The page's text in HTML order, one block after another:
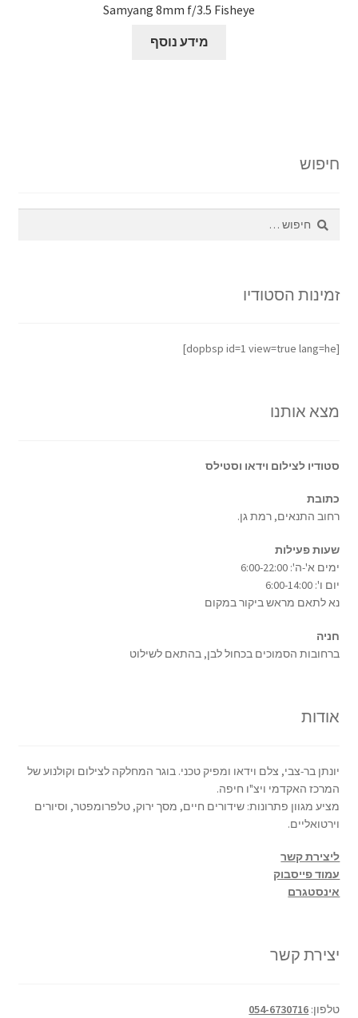
Samyang 8mm f/3.5 Fisheye
מידע נוסף
חיפוש
חיפוש:
זמינות הסטודיו
[dopbsp id=1 view=true lang=he]
מצא אותנו
סטודיו לצילום וידאו וסטילס
כתובת
רחוב התנאים, רמת גן.
שעות פעילות
ימים א'-ה': 6:00-22:00
יום ו': 6:00-14:00
נא לתאם מראש ביקור במקום
חניה
ברחובות הסמוכים בכחול לבן, בהתאם לשילוט
אודות
יונתן בר-צבי, צלם וידאו ומפיק טכני. בוגר המחלקה לצילום וקולנוע של
המרכז האקדמי ויצ"ו חיפה.
מציע מגוון פתרונות: שידורים חיים, מסך ירוק, טלפרומפטר, וסיורים
וירטואליים.
ליצירת קשר
עמוד פייסבוק
אינסטגרם
יצירת קשר
טלפון: 054-6730716